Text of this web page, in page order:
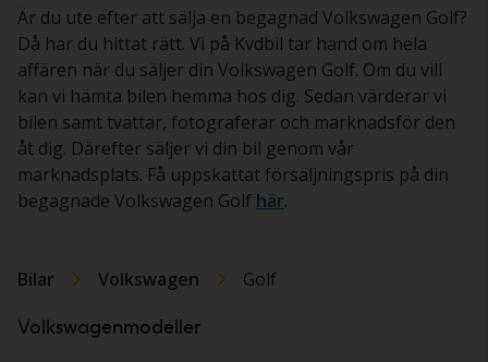
Är du ute efter att sälja en begagnad Volkswagen Golf?
Då har du hittat rätt. Vi på Kvdbil tar hand om hela
affären när du säljer din Volkswagen Golf. Om du vill
kan vi hämta bilen hemma hos dig. Sedan värderar vi
bilen samt tvättar, fotograferar och marknadsför den
åt dig. Därefter säljer vi din bil genom vår
marknadsplats. Få uppskattat försäljningspris på din
begagnade Volkswagen Golf här.
Bilar Volkswagen Golf
Volkswagenmodeller